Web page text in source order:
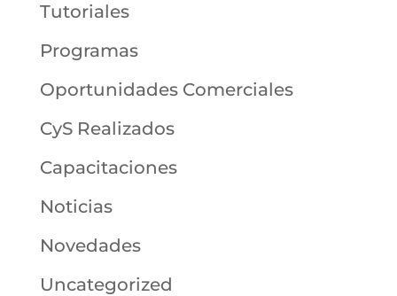
Tutoriales
Programas
Oportunidades Comerciales
CyS Realizados
Capacitaciones
Noticias
Novedades
Uncategorized